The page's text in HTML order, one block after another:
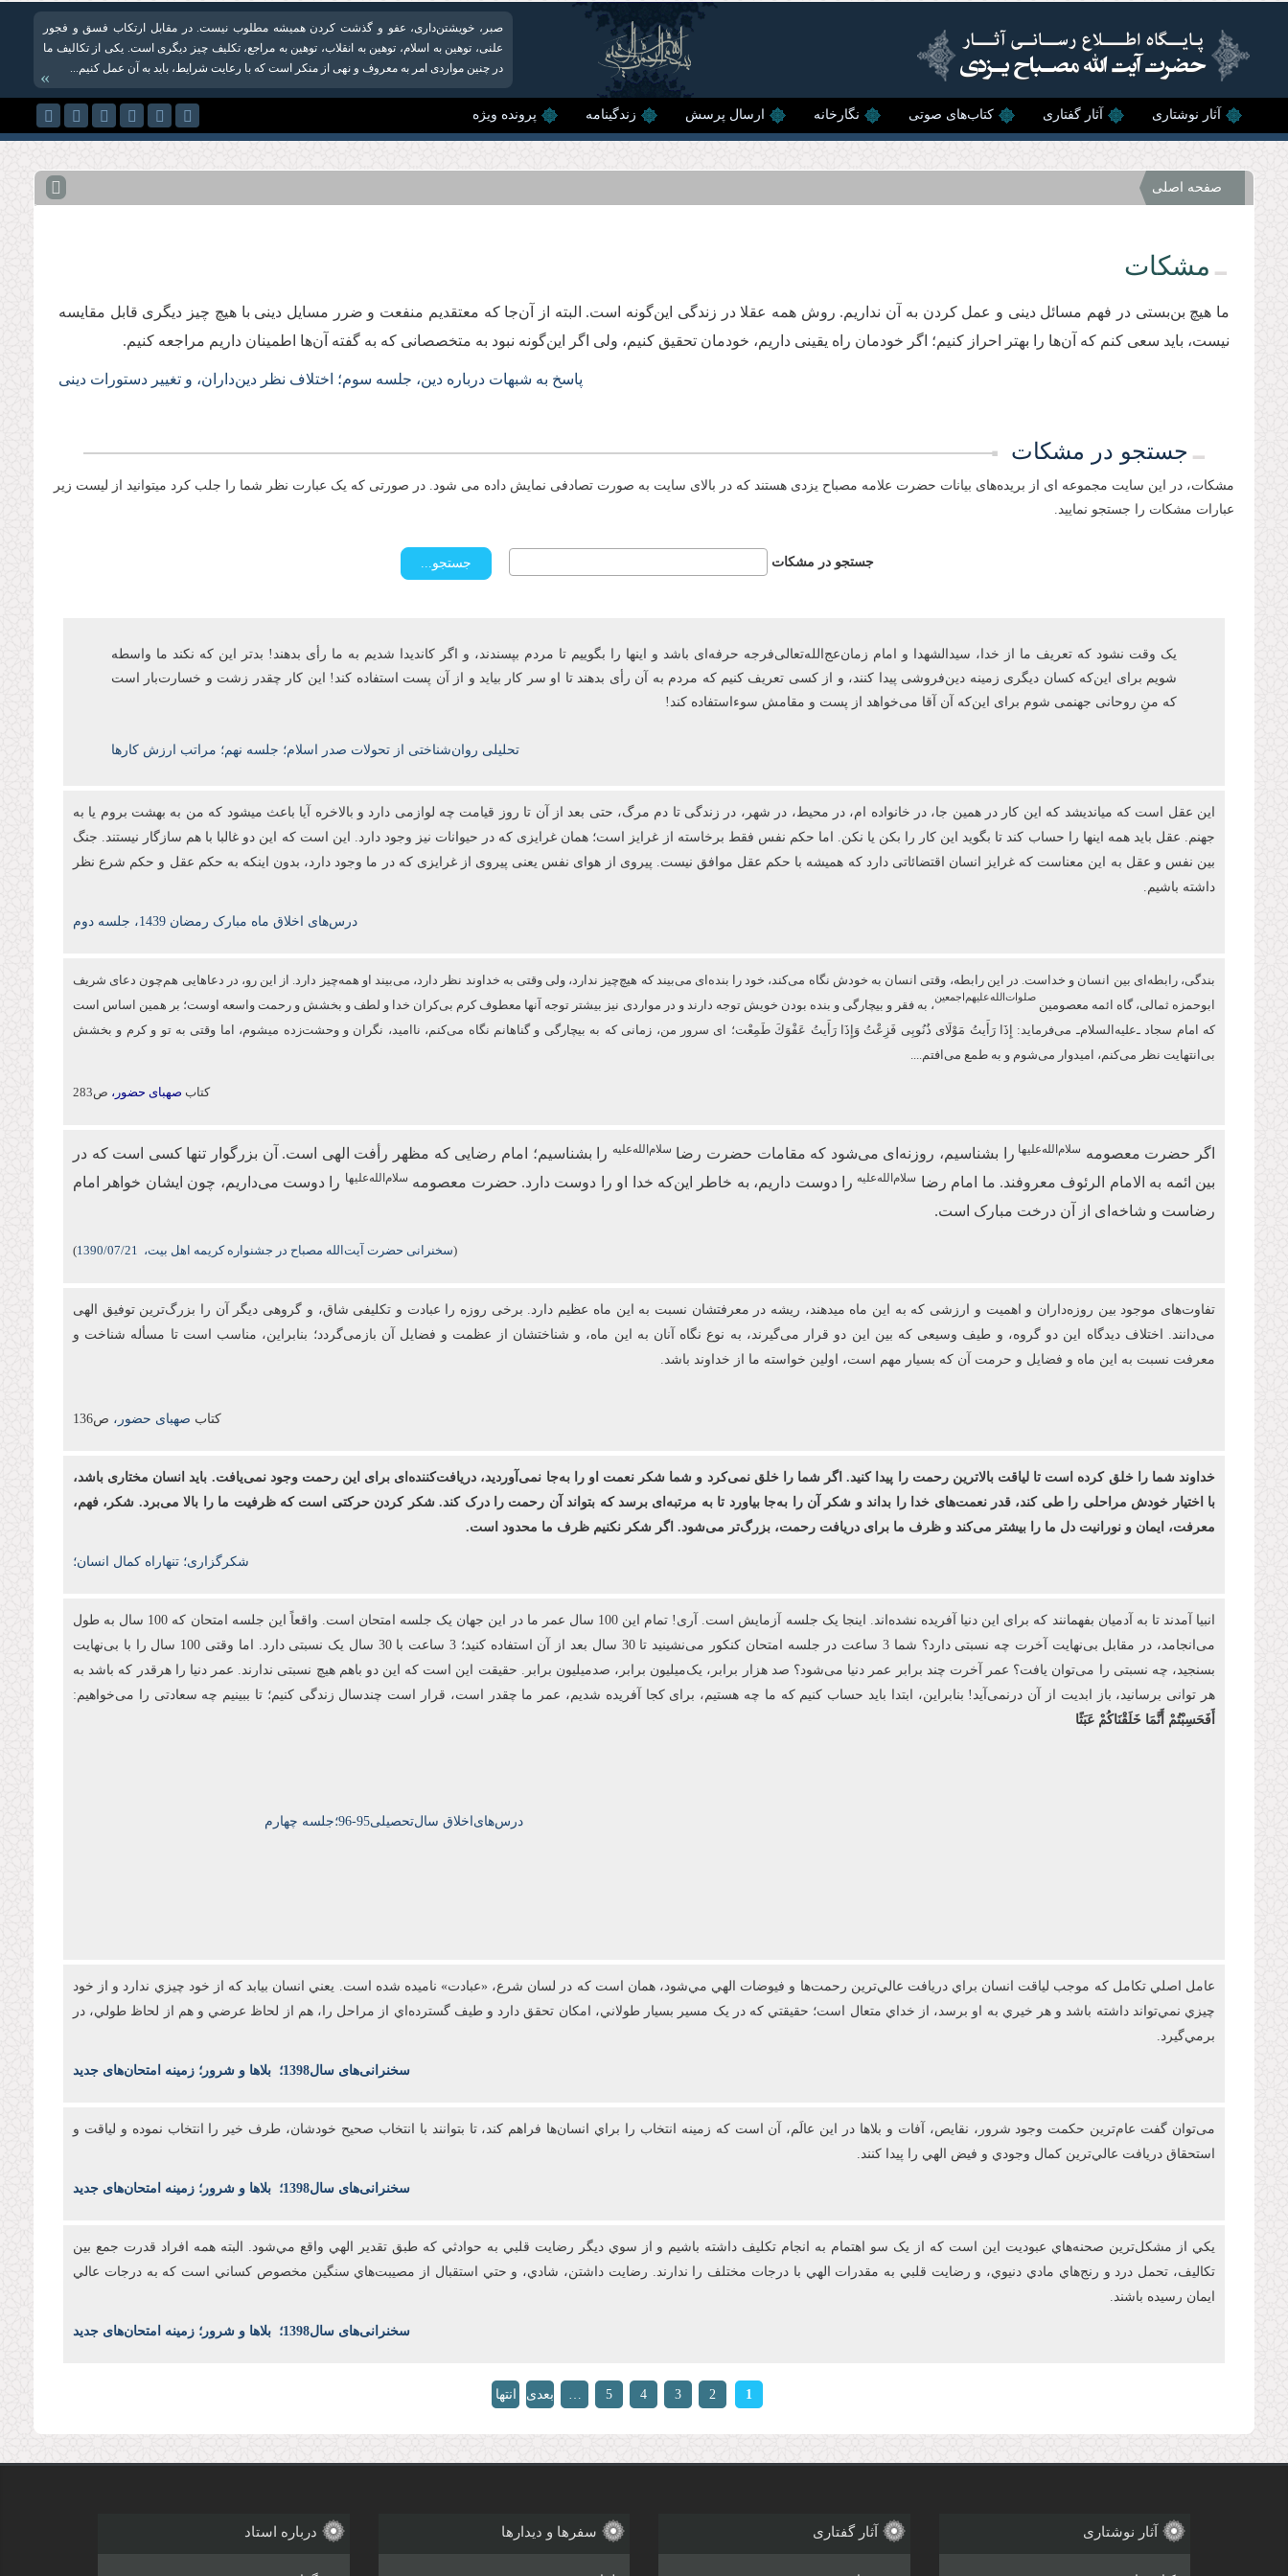
صبر، خویشتن‌داری، عفو و گذشت كردن همیشه مطلوب نیست. در مقابل ارتکاب فسق و فجور
علنی، توهین به اسلام، توهین به انقلاب، توهین به مراجع، تکلیف چیز دیگری است. یكی از تكالیف ما
در چنین مواردی امر به معروف و نهی از منکر است که با رعایت شرایط، باید به آن عمل كنیم...
»
آثار نوشتاری آثار گفتاری کتاب‌های صوتی نگارخانه ارسال پرسش زندگینامه پرونده ویژه
صفحه اصلی
مشکات
ما هیچ بن‌بستی در فهم مسائل دینی و عمل کردن به آن نداریم. روش همه عقلا در زندگی این‌گونه است. البته از آن‌جا که معتقدیم منفعت و ضرر مسایل دینی با هیچ چیز دیگری قابل مقایسه
نیست، باید سعی کنم که آن‌ها را بهتر احراز کنیم؛ اگر خودمان راه یقینی داریم، خودمان تحقیق کنیم، ولی اگر این‌گونه نبود به متخصصانی که به گفته آن‌ها اطمینان داریم مراجعه کنیم.
پاسخ به شبهات درباره دین،‌ جلسه سوم؛ اختلاف نظر دین‌داران، و تغییر دستورات دینی
جستجو در مشکات
مشکات، در این سایت مجموعه ای از بریده‌های بیانات حضرت علامه مصباح یزدی هستند که در بالای سایت به صورت تصادفی نمایش داده می شود. در صورتی که یک عبارت نظر شما را جلب کرد میتوانید از لیست زیر
عبارات مشکات را جستجو نمایید.
جستجو در مشکات
یک وقت نشود که تعریف ما از خدا، سیدالشهدا و امام زمان‌عج‌الله‌تعالی‌فرجه حرفه‌ای باشد و این­ها را بگوییم تا مردم بپسندند، و اگر کاندیدا شدیم به ما رأی بدهند! بدتر این که نکند ما واسطه
شویم برای این‌که کسان دیگری زمینه دین‌فروشی پیدا کنند، و از کسی تعریف کنیم که مردم به آن رأی ‌بدهند تا او سر کار بیاید و از آن پست‌ استفاده کند! این کار چقدر زشت و خسارتبار است
که منِ روحانی جهنمی شوم برای اینکه آن آقا می‌خواهد از پست و مقامش سوءاستفاده کند!
تحلیلی روان‌شناختی از تحولات صدر اسلام؛ جلسه نهم؛ مراتب ارزش کارها
این عقل است که میاندیشد که این کار در همین جا، در خانواده ام، در محیط، در شهر، در زندگی تا دم مرگ، حتی بعد از آن تا روز قیامت چه لوازمی دارد و بالاخره آیا باعث میشود که من به بهشت بروم یا به
جهنم. عقل باید همه اینها را حساب کند تا بگوید این کار را بکن یا نکن. اما حکم نفس فقط برخاسته از غرایز است؛ همان غرایزی که در حیوانات نیز وجود دارد. این است که این دو غالبا با هم سازگار نیستند. جنگ
بین نفس و عقل به این معناست که غرایز انسان اقتضائاتی دارد که همیشه با حکم عقل موافق نیست. پیروی از هوای نفس یعنی پیروی از غرایزی که در ما وجود دارد، بدون اینکه به حکم عقل و حکم شرع نظر
داشته باشیم.
درس‌های اخلاق ماه مبارک رمضان 1439، جلسه دوم
بندگی، رابطه‌ای بین انسان و خداست. در این رابطه، وقتی انسان به خودش نگاه می‌کند، خود را بنده‌ای می‌بیند که هیچ‌چیز ندارد، ولی وقتی به خداوند نظر دارد، می‌بیند او همه‌چیز دارد. از این‌ رو، در دعاهایی هم‌چون دعای شریف
ابو‌حمزه ثمالی، گاه ائمه معصومین
صلوات‌‌الله‌‌عليهم‌‌اجمعين
، به فقر و بیچارگی و بنده بودن خویش توجه دارند و در مواردی نیز بیشتر توجه آنها معطوف كرم بی‌کران خدا و لطف و بخشش و رحمت واسعه اوست؛ بر همین اساس است
كه امام سجاد ـ‌علیه‌السلام‌ـ می‌فرماید: إِذَا رَأَیتُ مَوْلَای ذُنُوبِی فَزِعْتُ وَإِذَا رَأَیتُ عَفْوَكَ طَمِعْت؛ ای سرور من، زمانی که به بیچارگی و گناهانم نگاه می‌کنم، ناامید، نگران و وحشت‌زده می‏شوم، اما وقتی به تو و كرم و بخشش
بی‌انتهایت نظر می‌کنم، امیدوار ‏می‌شوم و به طمع می‌افتم....
کتاب صهبای حضور، ص283
اگر حضرت معصومه سلام‌الله‌علیها را بشناسیم، روزنه‌ای می‌شود که مقامات حضرت رضا سلام‌الله‌علیه را بشناسیم؛ امام رضایی که مظهر رأفت الهی است. آن بزرگوار تنها کسی است که در
بین ائمه به الامام الرئوف معروفند. ما امام رضا سلام‌الله‌علیه را دوست داریم، به خاطر این‌که خدا او را دوست دارد. حضرت معصومه سلام‌الله‌علیها را دوست می‌داریم، چون ایشان خواهر امام
رضاست و شاخه‌ای از آن درخت مبارک است.
(سخنرانی حضرت آیت‌الله مصباح در جشنواره کریمه اهل بیت، 1390/07/21
)
تفاوت‌های موجود بین روزه‌‏داران و اهمیت و ارزشی كه به این ماه می‏دهند، ریشه در معرفتشان نسبت به این ماه عظیم دارد. برخی روزه را عبادت و تكلیفی شاق، و گروهی دیگر آن را بزرگ‌ترین توفیق الهی
می‌دانند. اختلاف دیدگاه این دو گروه، و طیف وسیعی که بین این دو قرار می‌گیرند، به نوع نگاه آنان به این ماه، و شناختشان از عظمت و فضایل آن بازمی‌گردد؛ بنابراین، مناسب است تا مسأله شناخت و
معرفت نسبت به این ماه و فضایل و حرمت آن که بسیار مهم است، اولین خواسته ما از خداوند باشد.
کتاب صهبای حضور، ص136
خداوند شما را خلق کرده ‌است تا لیاقت بالاترین رحمت را پیدا کنید. اگر شما را خلق نمی‌کرد و شما شکر نعمت او را به‌جا نمی‌آوردید، دریافت‌کننده‌ای برای این رحمت وجود نمی‌یافت. باید انسان مختاری باشد،
با اختیار خودش مراحلی را طی کند، قدر نعمت‌های خدا را بداند و شکر آن را به‌جا بیاورد تا به مرتبه‌ای برسد که بتواند آن رحمت را درک کند. شکر کردن حرکتی است که ظرفیت ما را بالا می‌برد. شکر، فهم،
معرفت، ایمان و نورانیت دل ما را بیشتر می‌کند و ظرف ما برای دریافت رحمت، بزرگ‌تر می‌شود. اگر شکر نکنیم ظرف ما محدود است.
شکرگزاری؛ تنهاراه کمال انسان؛
انبیا آمدند تا به آدمیان بفهمانند که برای این دنیا آفریده نشده‌اند. اینجا یک جلسه آزمایش است. آری! تمام این 100 سال عمر ما در این جهان یک جلسه امتحان است. واقعاً این جلسه امتحان که 100 سال به طول
می‌انجامد، در مقابل بی‌نهایت آخرت چه نسبتی دارد؟ شما 3 ساعت در جلسه امتحان کنکور می‌نشینید تا 30 سال بعد از آن استفاده کنید؛ 3 ساعت با 30 سال یک نسبتی دارد. اما وقتی 100 سال را با بی‌نهایت
بسنجید، چه نسبتی را می‌توان یافت؟ عمر آخرت چند برابر عمر دنیا می‌شود؟ صد هزار برابر، یک‌میلیون برابر، صدمیلیون برابر. حقیقت این است که این دو باهم هیچ نسبتی ندارند. عمر دنیا را هرقدر که باشد به
هر توانی برسانید، باز ابدیت از آن درنمی‌آید! بنابراین، ابتدا باید حساب کنیم که ما چه هستیم، برای کجا آفریده شدیم، عمر ما چقدر است، قرار است چندسال زندگی کنیم؛ تا ببینیم چه سعادتی را می‌خواهیم:
أَفَحَسِبْتُمْ أَنَّمَا خَلَقْنَاكُمْ عَبَثًا
درس‌های‌اخلاق سال‌تحصیلی‌95-96؛جلسه چهارم
عامل اصلي تکامل که موجب لياقت انسان براي دريافت عالي‌ترين رحمت‌ها و فيوضات الهي مي‌شود، همان است که در لسان شرع، «عبادت» ناميده شده است. يعني انسان بيابد که از خود چيزي ندارد و از خود
چيزي نمي‌تواند داشته باشد و هر خيري به او برسد، از خداي متعال است؛ حقيقتي که در يک مسير بسيار طولاني، امکان تحقق دارد و طيف گسترده‌اي از مراحل را، هم از لحاظ عرضي و هم از لحاظ طولي، در
برمي‌گيرد.
سخنرانی‌های سال1398 ؛ بلاها و شرور؛ زمینه امتحان‌های جدید
می‌توان گفت عام‌ترين حکمت وجود شرور، نقايص، آفات و بلاها در اين عالَم، آن است که زمينه انتخاب را براي انسان‌ها فراهم کند، تا بتوانند با انتخاب صحيح خودشان، طرف خير را انتخاب نموده و لياقت و
استحقاق دريافت عالي‌ترين کمال وجودي و فيض الهي را پيدا کنند.
سخنرانی‌های سال1398 ؛ بلاها و شرور؛ زمینه امتحان‌های جدید
يکي از مشکل‌ترين صحنه‌هاي عبوديت این است که از يک سو اهتمام به انجام تکليف داشته باشيم و از سوي ديگر رضايت قلبي به حوادثي که طبق تقدير الهي واقع مي‌شود. البته همه افراد قدرت جمع بين
تکاليف، تحمل درد و رنج‌هاي مادي دنيوي، و رضايت قلبي به مقدرات الهي با درجات مختلف را ندارند. رضايت‌ داشتن، شادي، و حتي استقبال از مصيبت‌هاي سنگين مخصوص کساني است که به درجات عالي
ايمان رسيده باشند.
سخنرانی‌های سال1398 ؛ بلاها و شرور؛ زمینه امتحان‌های جدید
1
2
3
4
5
…
بعدی
انتها
آثار نوشتاری آثار گفتاری سفرها و دیدارها درباره استاد